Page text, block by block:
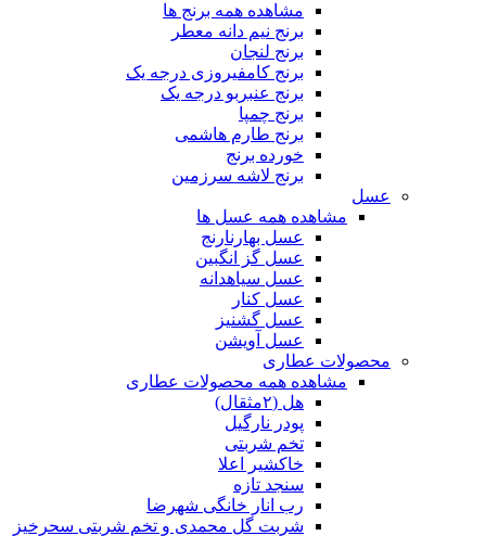
مشاهده همه برنج ها
برنج نیم دانه معطر
برنج لنجان
برنج کامفیروزی درجه یک
برنج عنبربو درجه یک
برنج چمپا
برنج طارم هاشمی
خورده برنج
برنج لاشه سرزمین
عسل
مشاهده همه عسل ها
عسل بهارنارنج
عسل گز انگبین
عسل سیاهدانه
عسل کنار
عسل گشنیز
عسل آویشن
محصولات عطاری
مشاهده همه محصولات عطاری
هل (۲مثقال)
پودر نارگیل
تخم شربتی
خاکشیر اعلا
سنجد تازه
رب انار خانگی شهرضا
شربت گل محمدی و تخم شربتی سحرخیز